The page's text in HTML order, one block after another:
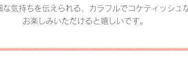
気持ちを伝えられる、カラフルでコケティッシュ
お楽しみいただけると嬉しいです。